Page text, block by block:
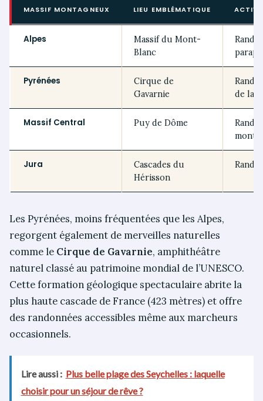
MASSIF MONTAGNEUX LIEU EMBLÉMATIQUE
Alpes
Massif du Mont-
Blanc
Pyrénées
Cirque de
Gavarnie
de la
Massif Central Puy de Dôme
Jura
Cascades du
Hérisson
Les Pyrénées, moins fréquentées que les Alpes,
regorgent également de merveilles naturelles
comme le Cirque de Gavarnie, amphithéâtre
naturel classé au patrimoine mondial de l’UNESCO.
Cette formation géologique spectaculaire abrite la
plus haute cascade de France (423 mètres) et offre
des randonnées accessibles même aux marcheurs
occasionnels.
Lire aussi : Plus belle plage des Seychelles : laquelle
choisir pour un séjour de rêve ?